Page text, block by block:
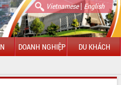
Vietnamese| English
DOANH NGHIỆP DU KHÁCH